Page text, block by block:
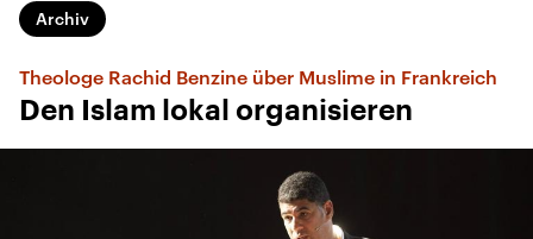
Archiv
Theologe Rachid Benzine über Muslime in Frankreich
Den Islam lokal organisieren